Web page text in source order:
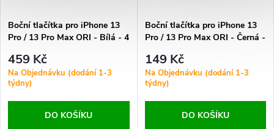
Boční tlačítka pro iPhone 13
Pro / 13 Pro Max ORI - Bílá - 4
459 Kč
Na Objednávku (dodání 1-3
týdny)
DO KOŠÍKU
Boční tlačítka pro iPhone 13
Pro / 13 Pro Max ORI - Černá -
149 Kč
Na Objednávku (dodání 1-3
týdny)
DO KOŠÍKU